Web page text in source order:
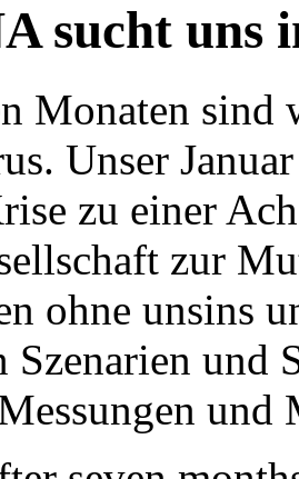
sucht uns
Monaten
Unser
zu einer
zur
ohne unsins
Szenarien und
und